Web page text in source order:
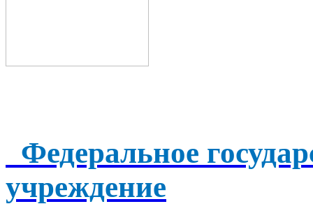
Федеральное
учреждение